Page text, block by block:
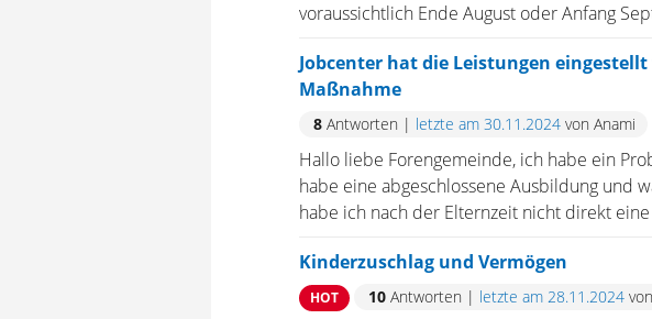
voraussichtlich Ende August oder Anfang
Jobcenter hat die Leistungen eingestellt
Maßnahme
8 Antworten | letzte am 30.11.2024 von Anami
Hallo liebe Forengemeinde, ich habe ein
habe eine abgeschlossene Ausbildung und
habe ich nach der Elternzeit nicht direkt
Kinderzuschlag und Vermögen
HOT 10 Antworten | letzte am 28.11.2024